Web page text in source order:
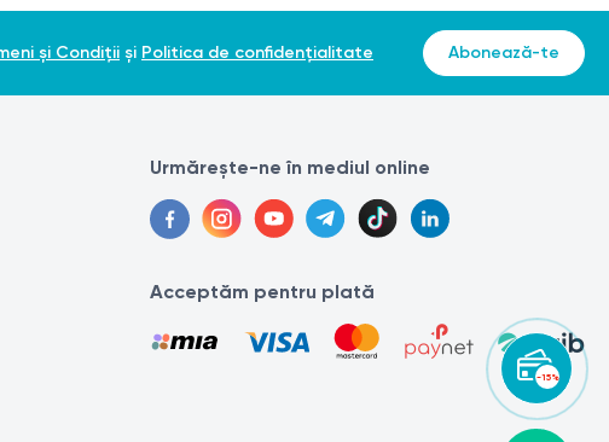
-15%
și Condiții și Politica de confidențialitate Abonează-te
Urmărește-ne în mediul online
Acceptăm pentru plată